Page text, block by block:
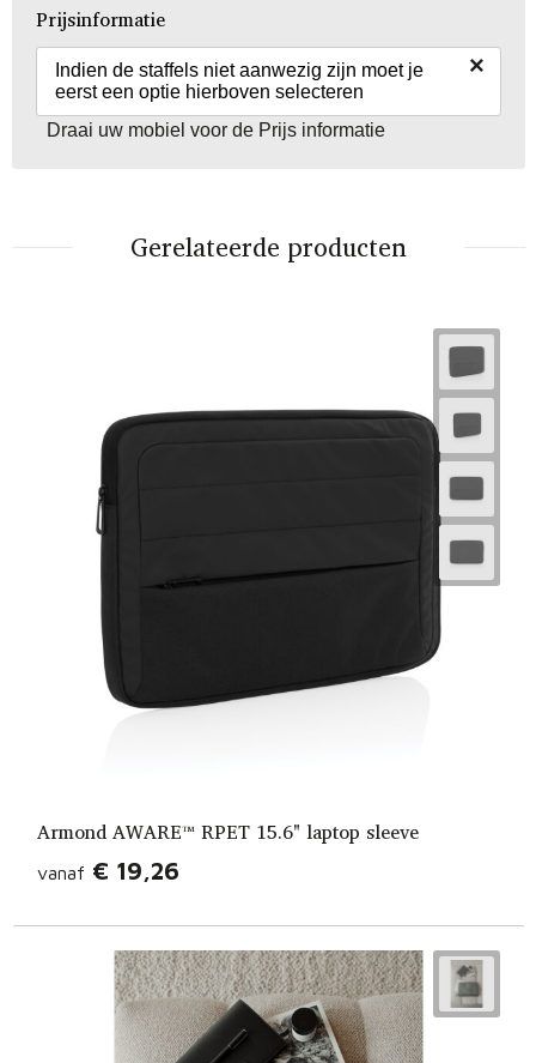
Prijsinformatie
Indien de staffels niet aanwezig zijn moet je
eerst een optie hierboven selecteren
×
Draai uw mobiel voor de Prijs informatie
Gerelateerde producten
Armond AWARE™ RPET 15.6" laptop sleeve
vanaf € 19,26